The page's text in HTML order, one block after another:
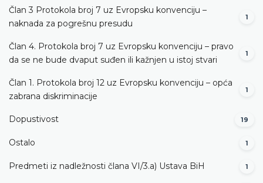
Član 3 Protokola broj 7 uz Evropsku konvenciju –
naknada za pogrešnu presudu
1
Član 4. Protokola broj 7 uz Evropsku konvenciju – pravo
da se ne bude dvaput suđen ili kažnjen u istoj stvari
1
Član 1. Protokola broj 12 uz Evropsku konvenciju – opća
zabrana diskriminacije
1
Dopustivost 19
Ostalo 1
Predmeti iz nadležnosti člana VI/3.а) Ustava BiH 1